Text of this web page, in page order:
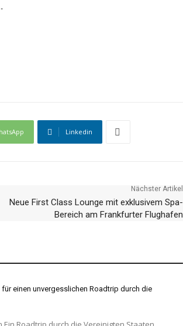
Linkedin
Nächster Artikel
Neue First Class Lounge mit exklusivem Spa-
Bereich am Frankfurter Flughafen
einen unvergesslichen Roadtrip durch die